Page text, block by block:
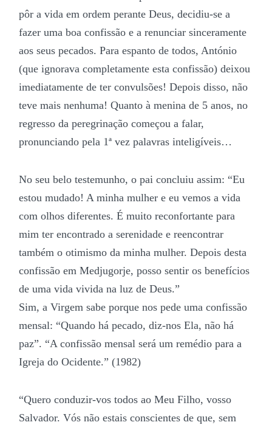
pôr a vida em ordem perante Deus, decidiu-se a
fazer uma boa confissão e a renunciar sinceramente
aos seus pecados. Para espanto de todos, António
(que ignorava completamente esta confissão) deixou
imediatamente de ter convulsões! Depois disso, não
teve mais nenhuma! Quanto à menina de 5 anos, no
regresso da peregrinação começou a falar,
pronunciando pela 1ª vez palavras inteligíveis…
No seu belo testemunho, o pai concluiu assim: “Eu
estou mudado! A minha mulher e eu vemos a vida
com olhos diferentes. É muito reconfortante para
mim ter encontrado a serenidade e reencontrar
também o otimismo da minha mulher. Depois desta
confissão em Medjugorje, posso sentir os benefícios
de uma vida vivida na luz de Deus.”
Sim, a Virgem sabe porque nos pede uma confissão
mensal: “Quando há pecado, diz-nos Ela, não há
paz”. “A confissão mensal será um remédio para a
Igreja do Ocidente.” (1982)
“Quero conduzir-vos todos ao Meu Filho, vosso
Salvador. Vós não estais conscientes de que, sem